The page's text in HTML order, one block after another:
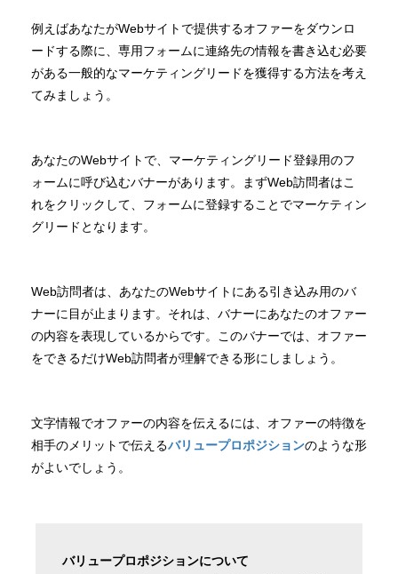
例えばあなたがWebサイトで提供するオファーをダウンロ
ードする際に、専用フォームに連絡先の情報を書き込む必要
がある一般的なマーケティングリードを獲得する方法を考え
てみましょう。
あなたのWebサイトで、マーケティングリード登録用のフ
ォームに呼び込むバナーがあります。まずWeb訪問者はこ
れをクリックして、フォームに登録することでマーケティン
グリードとなります。
Web訪問者は、あなたのWebサイトにある引き込み用のバ
ナーに目が止まります。それは、バナーにあなたのオファー
の内容を表現しているからです。このバナーでは、オファー
をできるだけWeb訪問者が理解できる形にしましょう。
文字情報でオファーの内容を伝えるには、オファーの特徴を
相手のメリットで伝えるバリュープロポジションのような形
がよいでしょう。
バリュープロポジションについて